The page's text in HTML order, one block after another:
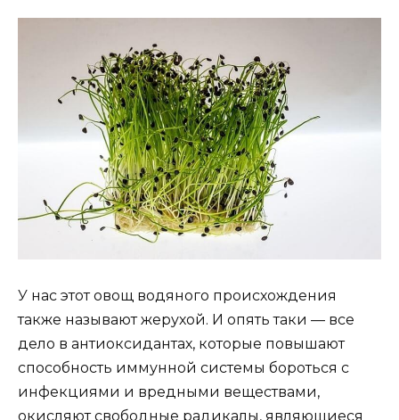
У нас этот овощ водяного происхождения
также называют жерухой. И опять таки — все
дело в антиоксидантах, которые повышают
способность иммунной системы бороться с
инфекциями и вредными веществами,
окисляют свободные радикалы, являющиеся